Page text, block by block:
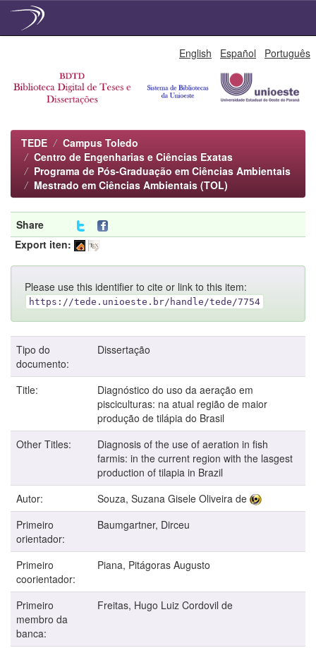
English Español Português
TEDE
Campus Toledo
Centro de Engenharias e Ciências Exatas
Programa de Pós-Graduação em Ciências Ambientais
Mestrado em Ciências Ambientais (TOL)
Share
Export iten:
Please use this identifier to cite or link to this item:
https://tede.unioeste.br/handle/tede/7754
Tipo do
documento:
Dissertação
Title:
Diagnóstico do uso da aeração em
pisciculturas: na atual região de maior
produção de tilápia do Brasil
Other Titles:
Diagnosis of the use of aeration in fish
farmis: in the current region with the lasgest
production of tilapia in Brazil
Autor:
Souza, Suzana Gisele Oliveira de
Primeiro
orientador:
Baumgartner, Dirceu
Primeiro
coorientador:
Piana, Pitágoras Augusto
Primeiro
membro da
banca:
Freitas, Hugo Luiz Cordovil de